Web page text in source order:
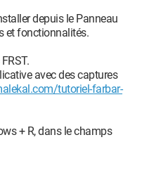
depuis le Panneau
et fonctionnalités.
avec des captures
tutoriel-farbar-
+ R, dans le champs